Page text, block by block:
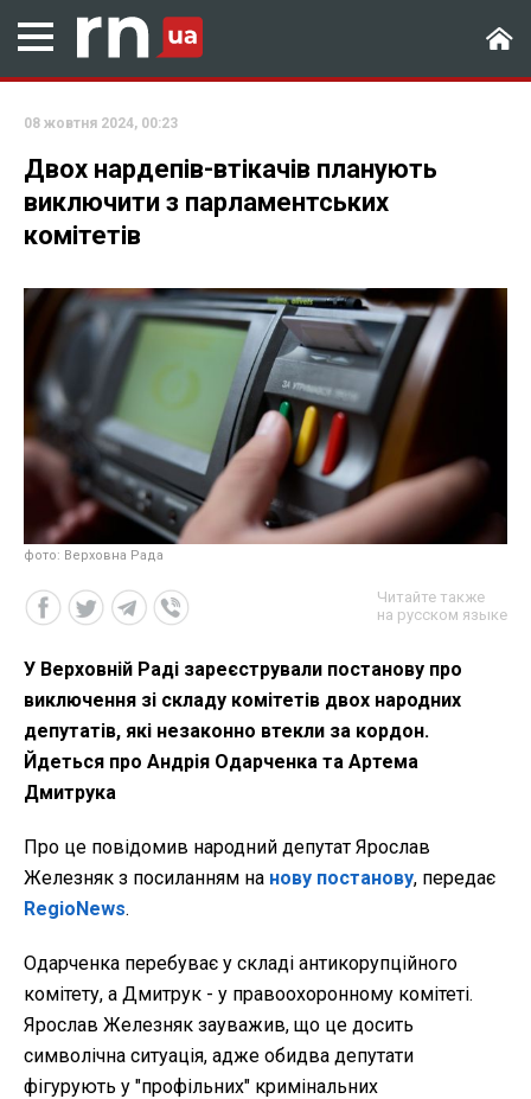
08 жовтня 2024, 00:23
Двох нардепів-втікачів планують
виключити з парламентських
комітетів
фото: Верховна Рада
Читайте также
на русском языке
У Верховній Раді зареєстрували постанову про
виключення зі складу комітетів двох народних
депутатів, які незаконно втекли за кордон.
Йдеться про Андрія Одарченка та Артема
Дмитрука
Про це повідомив народний депутат Ярослав
Железняк з посиланням на нову постанову, передає
RegioNews.
Одарченка перебуває у складі антикорупційного
комітету, а Дмитрук - у правоохоронному комітеті.
Ярослав Железняк зауважив, що це досить
символічна ситуація, адже обидва депутати
фігурують у "профільних" кримінальних